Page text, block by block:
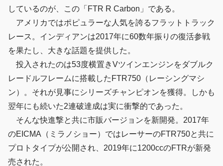
しているのが、この「FTR R Carbon」である。
アメリカではポピュラーな人気を誇るフラットトラック
レース。インディアンは2017年に60数年振りの復活参戦
を果たし、大きな話題を提供した。
投入されたのは53度横置きVツインエンジンをダブルク
レードルフレームに搭載したFTR750（レーシングマシ
ン）。それが見事にシリーズチャンピオンを獲得。しかも
翌年にも続いた2連破達成は実に衝撃的であった。
そんな快進撃と共に市販バージョンを新開発。2017年
のEICMA（ミラノショー）ではレーサーのFTR750と共に
プロトタイプが公開され、2019年に1200ccのFTRが新発
売された。